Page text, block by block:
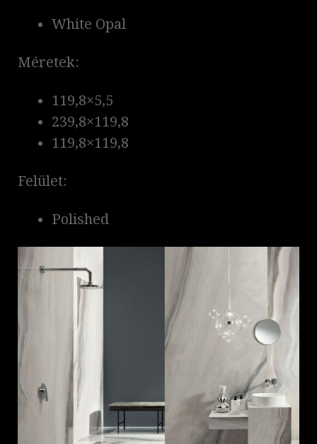
White Opal
Méretek:
119,8×5,5
239,8×119,8
119,8×119,8
Felület:
Polished